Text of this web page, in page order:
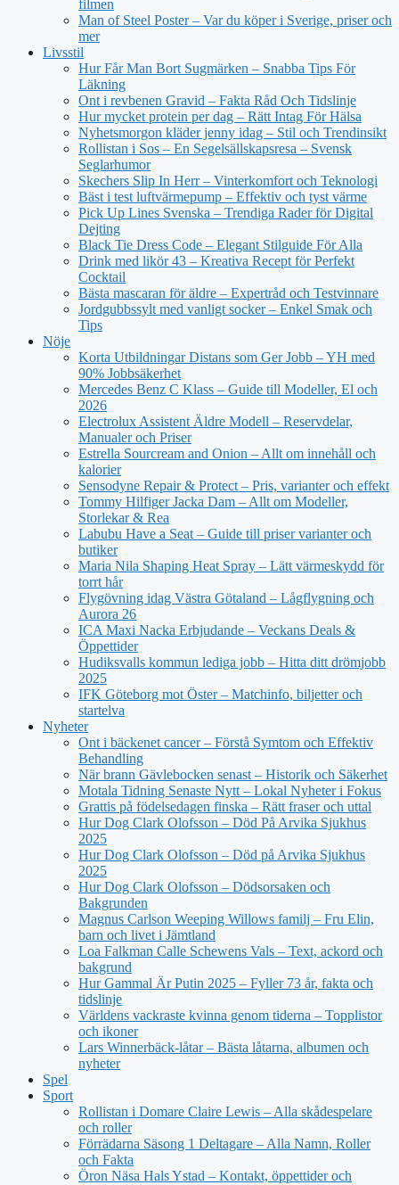
filmen
Man of Steel Poster – Var du köper i Sverige, priser och
mer
Livsstil
Hur Får Man Bort Sugmärken – Snabba Tips För
Läkning
Ont i revbenen Gravid – Fakta Råd Och Tidslinje
Hur mycket protein per dag – Rätt Intag För Hälsa
Nyhetsmorgon kläder jenny idag – Stil och Trendinsikt
Rollistan i Sos – En Segelsällskapsresa – Svensk
Seglarhumor
Skechers Slip In Herr – Vinterkomfort och Teknologi
Bäst i test luftvärmepump – Effektiv och tyst värme
Pick Up Lines Svenska – Trendiga Rader för Digital
Dejting
Black Tie Dress Code – Elegant Stilguide För Alla
Drink med likör 43 – Kreativa Recept för Perfekt
Cocktail
Bästa mascaran för äldre – Expertråd och Testvinnare
Jordgubbssylt med vanligt socker – Enkel Smak och
Tips
Nöje
Korta Utbildningar Distans som Ger Jobb – YH med
90% Jobbsäkerhet
Mercedes Benz C Klass – Guide till Modeller, El och
2026
Electrolux Assistent Äldre Modell – Reservdelar,
Manualer och Priser
Estrella Sourcream and Onion – Allt om innehåll och
kalorier
Sensodyne Repair & Protect – Pris, varianter och effekt
Tommy Hilfiger Jacka Dam – Allt om Modeller,
Storlekar & Rea
Labubu Have a Seat – Guide till priser varianter och
butiker
Maria Nila Shaping Heat Spray – Lätt värmeskydd för
torrt hår
Flygövning idag Västra Götaland – Lågflygning och
Aurora 26
ICA Maxi Nacka Erbjudande – Veckans Deals &
Öppettider
Hudiksvalls kommun lediga jobb – Hitta ditt drömjobb
2025
IFK Göteborg mot Öster – Matchinfo, biljetter och
startelva
Nyheter
Ont i bäckenet cancer – Förstå Symtom och Effektiv
Behandling
När brann Gävlebocken senast – Historik och Säkerhet
Motala Tidning Senaste Nytt – Lokal Nyheter i Fokus
Grattis på födelsedagen finska – Rätt fraser och uttal
Hur Dog Clark Olofsson – Död På Arvika Sjukhus
2025
Hur Dog Clark Olofsson – Död på Arvika Sjukhus
2025
Hur Dog Clark Olofsson – Dödsorsaken och
Bakgrunden
Magnus Carlson Weeping Willows familj – Fru Elin,
barn och livet i Jämtland
Loa Falkman Calle Schewens Vals – Text, ackord och
bakgrund
Hur Gammal Är Putin 2025 – Fyller 73 år, fakta och
tidslinje
Världens vackraste kvinna genom tiderna – Topplistor
och ikoner
Lars Winnerbäck-låtar – Bästa låtarna, albumen och
nyheter
Spel
Sport
Rollistan i Domare Claire Lewis – Alla skådespelare
och roller
Förrädarna Säsong 1 Deltagare – Alla Namn, Roller
och Fakta
Öron Näsa Hals Ystad – Kontakt, öppettider och